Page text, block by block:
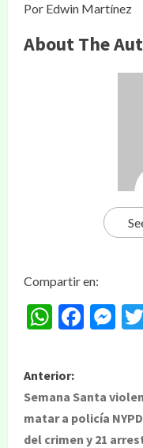
Por Edwin Martínez
About The
Compartir en:
Anterior:
Semana Santa
matar a policía
del crimen y 21